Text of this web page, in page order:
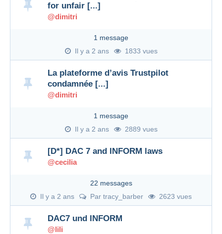
for unfair [...]
@dimitri
1 message
Il y a 2 ans
1833 vues
La plateforme d’avis Trustpilot
condamnée [...]
@dimitri
1 message
Il y a 2 ans
2889 vues
[D*] DAC 7 and INFORM laws
@cecilia
22 messages
Il y a 2 ans
Par tracy_barber 2623 vues
DAC7 und INFORM
@lili